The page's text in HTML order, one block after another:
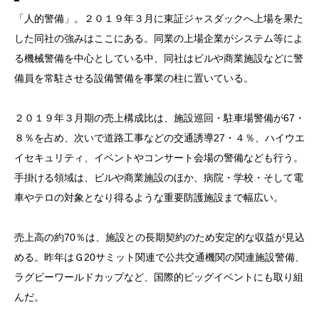
「人的警備」。２０１９年３月に東証ジャスダックへ上場を果た
した同社の強みはここにある。同業の上場企業がシステム等によ
る機械警備を中心としている中、同社はビルや商業施設などに警
備員を常駐させる設備警備を事業の柱に置いている。
２０１９年３月期の売上構成比は、施設巡回・駐車場警備が67・
８％を占め、次いで道路工事などの交通誘導27・４％、ハイウエ
イセキュリティ、イベントやコンサート会場の警備なども行う。
手掛ける領域は、ビルや商業施設のほか、病院・学校・そして電
車やテロの対象となり得るような重要防護施設まで幅広い。
売上高の約70％は、施設との長期契約のため安定的な収益が見込
める。昨年はＧ20サミット関連で公共交通機関の関連施設警備、
ラグビーワールドカップなど、国際的ビッグイベントにも取り組
んだ。